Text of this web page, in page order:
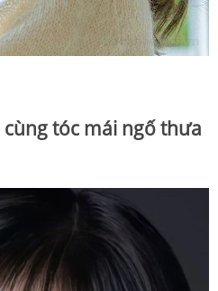
tóc mái ngố thưa